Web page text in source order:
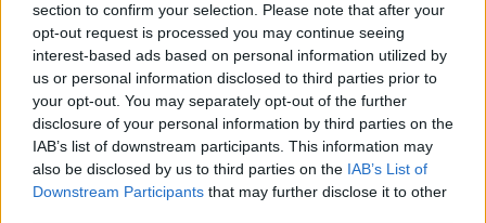
section to confirm your selection. Please note that after your
opt-out request is processed you may continue seeing
interest-based ads based on personal information utilized by
us or personal information disclosed to third parties prior to
your opt-out. You may separately opt-out of the further
disclosure of your personal information by third parties on the
IAB’s list of downstream participants. This information may
also be disclosed by us to third parties on the IAB’s List of
Downstream Participants that may further disclose it to other
Collaborare con organizzazioni no-profit,
partecipare a progetti di sostenibilità e investire in
innovazioni ecologiche possono fare la differenza.
Non solo aiuterai il pianeta, ma costruirai anche un
marchio forte e rispettato. Non perderti questa
opportunità di essere un pioniere nella sostenibilità!